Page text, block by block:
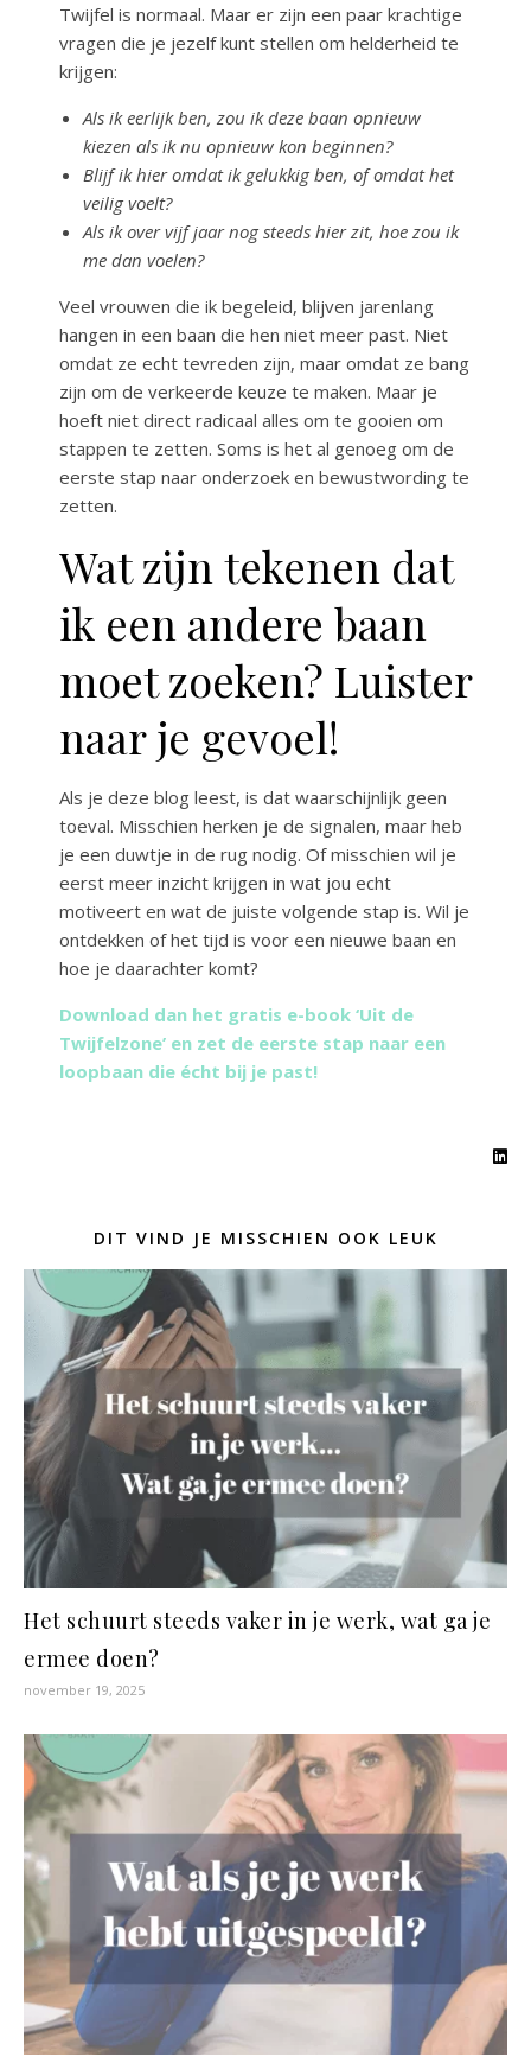
Twijfel is normaal. Maar er zijn een paar krachtige
vragen die je jezelf kunt stellen om helderheid te
krijgen:
Als ik eerlijk ben, zou ik deze baan opnieuw
kiezen als ik nu opnieuw kon beginnen?
Blijf ik hier omdat ik gelukkig ben, of omdat het
veilig voelt?
Als ik over vijf jaar nog steeds hier zit, hoe zou ik
me dan voelen?
Veel vrouwen die ik begeleid, blijven jarenlang
hangen in een baan die hen niet meer past. Niet
omdat ze echt tevreden zijn, maar omdat ze bang
zijn om de verkeerde keuze te maken. Maar je
hoeft niet direct radicaal alles om te gooien om
stappen te zetten. Soms is het al genoeg om de
eerste stap naar onderzoek en bewustwording te
zetten.
Wat zijn tekenen dat
ik een andere baan
moet zoeken? Luister
naar je gevoel!
Als je deze blog leest, is dat waarschijnlijk geen
toeval. Misschien herken je de signalen, maar heb
je een duwtje in de rug nodig. Of misschien wil je
eerst meer inzicht krijgen in wat jou echt
motiveert en wat de juiste volgende stap is. Wil je
ontdekken of het tijd is voor een nieuwe baan en
hoe je daarachter komt?
Download dan het gratis e-book ‘Uit de
Twijfelzone’ en zet de eerste stap naar een
loopbaan die écht bij je past!
DIT VIND JE MISSCHIEN OOK LEUK
Het schuurt steeds vaker in je werk, wat ga je
ermee doen?
november 19, 2025